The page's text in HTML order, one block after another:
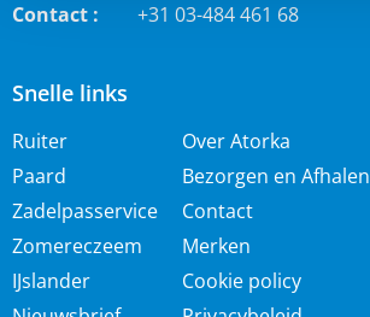
Snelle links
Ruiter
Paard
Zadelpasservice
Zomereczeem
IJslander
Over Atorka
Bezorgen en Afhalen
Contact
Merken
Cookie policy
Contact :
+31 03-484 461 68